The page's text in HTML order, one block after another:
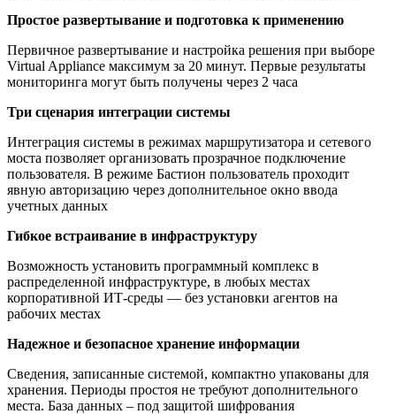
Простое развертывание и подготовка к применению
Первичное развертывание и настройка решения при выборе
Virtual Appliance максимум за 20 минут. Первые результаты
мониторинга могут быть получены через 2 часа
Три сценария интеграции системы
Интеграция системы в режимах маршрутизатора и сетевого
моста позволяет организовать прозрачное подключение
пользователя. В режиме Бастион пользователь проходит
явную авторизацию через дополнительное окно ввода
учетных данных
Гибкое встраивание в инфраструктуру
Возможность установить программный комплекс в
распределенной инфраструктуре, в любых местах
корпоративной ИТ-среды — без установки агентов на
рабочих местах
Надежное и безопасное хранение информации
Сведения, записанные системой, компактно упакованы для
хранения. Периоды простоя не требуют дополнительного
места. База данных – под защитой шифрования